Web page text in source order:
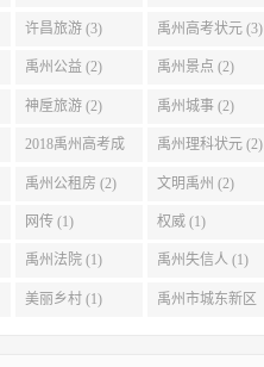
许昌旅游 (3) 禹州高考状元 (3)
禹州公益 (2) 禹州景点 (2)
神垕旅游 (2) 禹州城事 (2)
2018禹州高考成
绩 (2)
禹州理科状元 (2)
禹州公租房 (2) 文明禹州 (2)
网传 (1) 权威 (1)
禹州法院 (1) 禹州失信人 (1)
美丽乡村 (1) 禹州市城东新区